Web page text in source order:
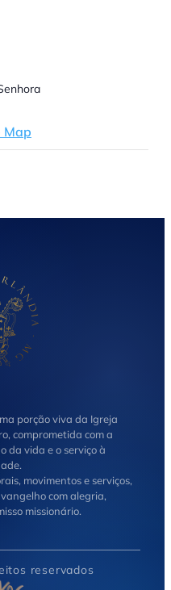
Map
porção viva da Igreja
comprometida com a
da vida e o serviço à
movimentos e serviços,
com alegria,
missionário.
reservados